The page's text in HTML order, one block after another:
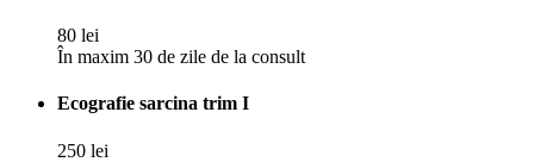
80 lei
În maxim 30 de zile de la consult
Ecografie sarcina trim I
250 lei